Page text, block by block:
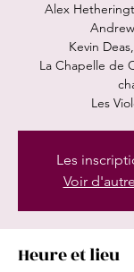
Alex
Kevin
La Chapelle de
Les
Les
Voir
Heure et lieu